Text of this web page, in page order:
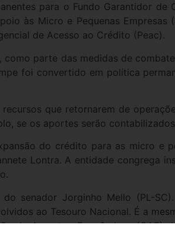
para o Fundo Garantidor de
às Micro e Pequenas Empresas
de Acesso ao Crédito (Peac).
parte das medidas de
foi convertido em política
que retornarem de
se os aportes serão
do crédito para as micro e
Lontra. A entidade congrega
senador Jorginho Mello (PL-
ao Tesouro Nacional. É a
de Assuntos Econômicos (CAE)